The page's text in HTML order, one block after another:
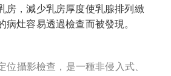
房，減少乳房厚度使乳腺排列緻
病灶容易透過檢查而被發現。
位攝影檢查，是一種非侵入式、